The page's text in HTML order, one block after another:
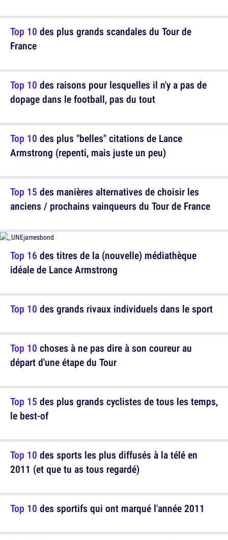
Top 10 des plus grands scandales du Tour de
France
Top 10 des plus "belles" citations de Lance
Armstrong (repenti, mais juste un peu)
Top 16 des titres de la (nouvelle) médiathèque
idéale de Lance Armstrong
Top 10 choses à ne pas dire à son coureur au
départ d'une étape du Tour
Top 10 des sports les plus diffusés à la télé en
2011 (et que tu as tous regardé)
Top 10 des raisons pour lesquelles il n'y a pas de
dopage dans le football, pas du tout
Top 15 des manières alternatives de choisir les
anciens / prochains vainqueurs du Tour de France
Top 10 des grands rivaux individuels dans le sport
Top 15 des plus grands cyclistes de tous les temps,
le best-of
Top 10 des sportifs qui ont marqué l'année 2011